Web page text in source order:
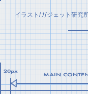
イラスト/ガジェット研究